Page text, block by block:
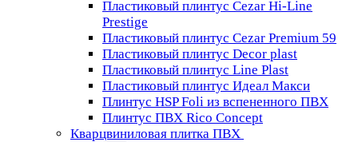
Пластиковый плинтус Cezar Hi-Line
Prestige
Пластиковый плинтус Cezar Premium 59
Пластиковый плинтус Decor plast
Пластиковый плинтус Line Plast
Пластиковый плинтус Идеал Макси
Плинтус HSP Foli из вспененного ПВХ
Плинтус ПВХ Rico Concept
Кварцвиниловая плитка ПВХ